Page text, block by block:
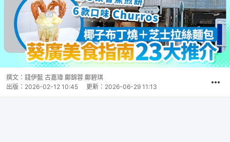
撰文： 錢伊藍 古嘉瑋 鄺錦蓉 鄺碧琪
出版： 2026-02-12 10:45 更新： 2026-06-29 11:13